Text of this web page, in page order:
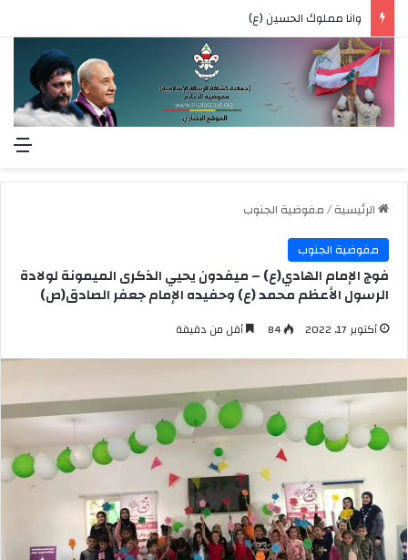
وانا مملوك الحسين (ع)
الرئيسية/مفوضية الجنوب
مفوضية الجنوب
فوج الإمام الهادي(ع) – ميفدون يحيي الذكرى الميمونة لولادة
الرسول الأعظم محمد (ع) وحفيده الإمام جعفر الصادق(ص)
أكتوبر 17, 2022 84 أقل من دقيقة